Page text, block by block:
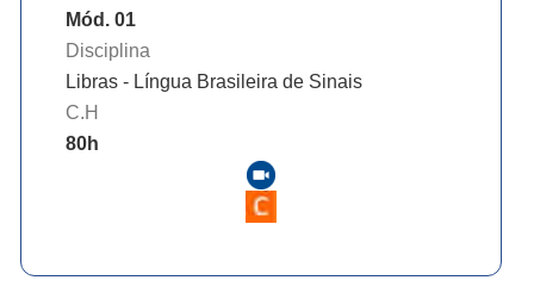
Mód. 01
Disciplina
Libras - Língua Brasileira de Sinais
C.H
80h